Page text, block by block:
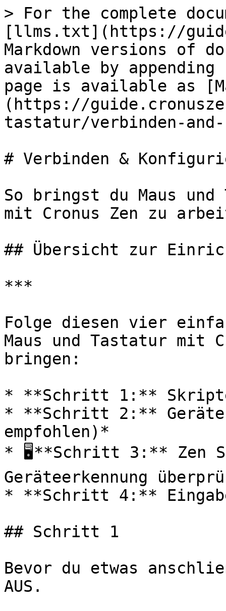
> For the complete
[llms.txt](https://
Markdown versions of
available by
page is available as
(https://
tastatur/verbinden-
# Verbinden &
So bringst du Maus
mit Cronus Zen zu
## Übersicht zur
***
Folge diesen vier
Maus und Tastatur mit
bringen:
* **Schritt 1:** Skripte
* **Schritt 2:** Geräte
empfohlen)*
* 🖥**Schritt 3:** Zen
Geräteerkennung
* **Schritt 4:**
## Schritt 1
﻿Bevor du etwas
AUS.